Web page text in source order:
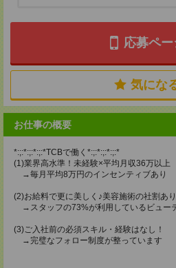
応募ペ
気にな
お仕事の概要
*:;:*:;:*:;:*TCBで働く*:;:*:;:*:;:*
(1)業界高水準！未経験×平均月収36万以上
→毎月平均8万円のインセンティブあり
(2)お給料で更に美しく♪美容施術の社割あり
→スタッフの73%が利用しているビュー
(3)ご入社前の必須スキル・経験はなし！
→完璧なフォロー制度が整っています